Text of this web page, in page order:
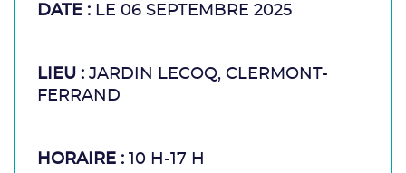
DATE : LE 06 SEPTEMBRE 2025
LIEU : JARDIN LECOQ, CLERMONT-
FERRAND
HORAIRE : 10 H-17 H